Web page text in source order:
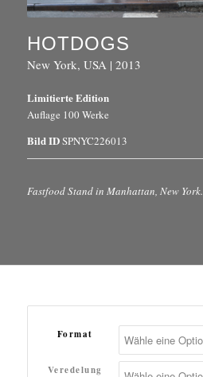
HOTDOGS
New York, USA | 2013
Limitierte Edition
Auflage 100 Werke
Bild IDSPNYC226013
Fastfood Stand in Manhattan, New York.
Format
Veredelung